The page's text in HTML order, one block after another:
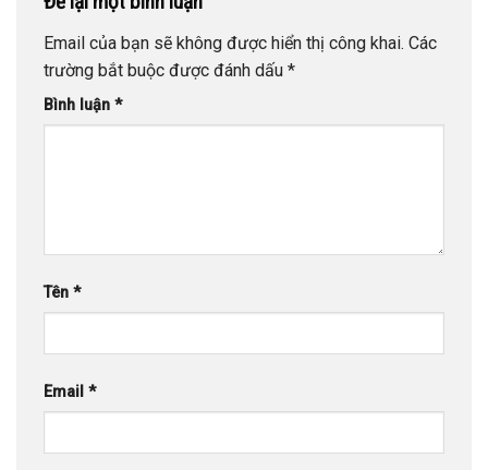
Email của bạn sẽ không được hiển thị công khai. Các
trường bắt buộc được đánh dấu *
Bình luận *
Tên *
Email *